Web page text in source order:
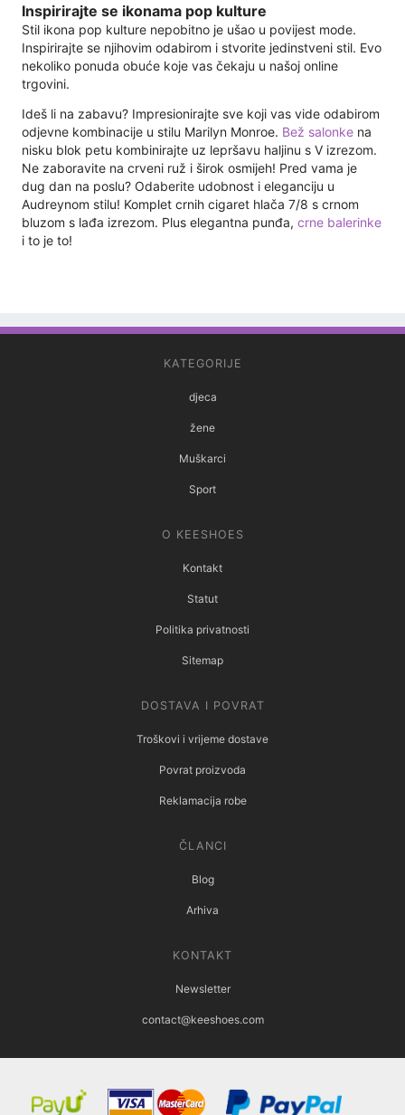
Inspirirajte se ikonama pop kulture
Stil ikona pop kulture nepobitno je ušao u povijest mode.
Inspirirajte se njihovim odabirom i stvorite jedinstveni stil. Evo
nekoliko ponuda obuće koje vas čekaju u našoj online
trgovini.
Ideš li na zabavu? Impresionirajte sve koji vas vide odabirom
odjevne kombinacije u stilu Marilyn Monroe. Bež salonke na
nisku blok petu kombinirajte uz lepršavu haljinu s V izrezom.
Ne zaboravite na crveni ruž i širok osmijeh! Pred vama je
dug dan na poslu? Odaberite udobnost i eleganciju u
Audreynom stilu! Komplet crnih cigaret hlača 7/8 s crnom
bluzom s lađa izrezom. Plus elegantna punđa, crne balerinke
i to je to!
KATEGORIJE
djeca
žene
Muškarci
Sport
O KEESHOES
Kontakt
Statut
Politika privatnosti
Sitemap
DOSTAVA I POVRAT
Troškovi i vrijeme dostave
Povrat proizvoda
Reklamacija robe
ČLANCI
Blog
Arhiva
KONTAKT
Newsletter
contact@keeshoes.com